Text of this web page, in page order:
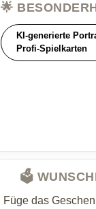
🌟
KI-generierte
Profi-Spielkarten
🗳️
Füge das